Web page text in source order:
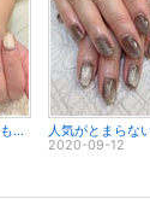
オフィスネイルにもスターギャラクシー:学芸大学ネイルサロン
2020-09-12